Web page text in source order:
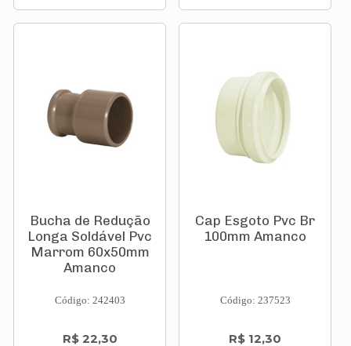
Bucha de Redução
Longa Soldável Pvc
Marrom 60x50mm
Amanco
Código: 242403
R$ 22,30
Cap Esgoto Pvc Br
100mm Amanco
Código: 237523
R$ 12,30